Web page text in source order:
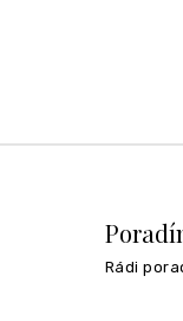
Rádi